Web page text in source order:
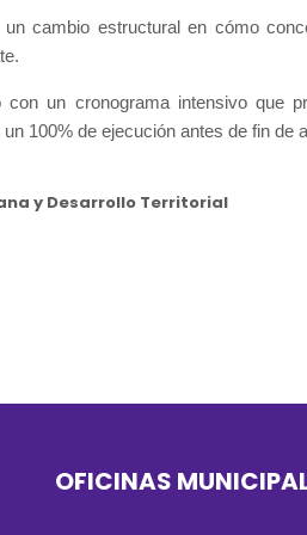
cambio estructural en cómo
un cronograma intensivo que
100% de ejecución antes de fin de
y Desarrollo Territorial
OFICINAS